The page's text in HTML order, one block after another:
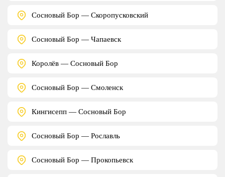
Сосновый Бор — Скоропусковский
Сосновый Бор — Чапаевск
Королёв — Сосновый Бор
Сосновый Бор — Смоленск
Кингисепп — Сосновый Бор
Сосновый Бор — Рославль
Сосновый Бор — Прокопьевск